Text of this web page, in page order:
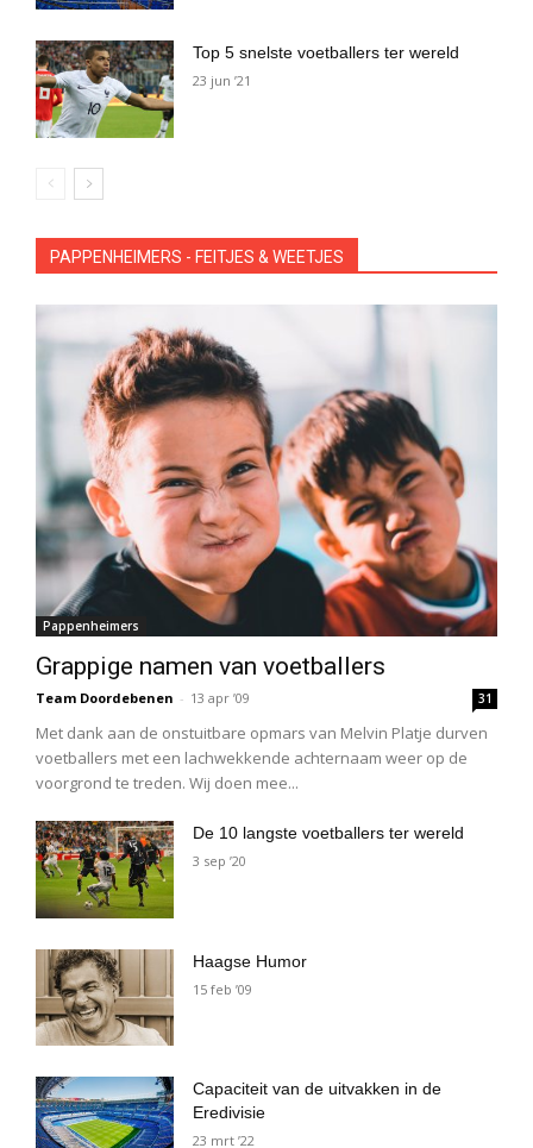
Top 5 snelste voetballers ter wereld
23 jun ’21
PAPPENHEIMERS - FEITJES & WEETJES
Pappenheimers
Grappige namen van voetballers
Team Doordebenen - 13 apr ’09 31
Met dank aan de onstuitbare opmars van Melvin Platje durven
voetballers met een lachwekkende achternaam weer op de
voorgrond te treden. Wij doen mee...
De 10 langste voetballers ter wereld
3 sep ’20
Haagse Humor
15 feb ’09
Capaciteit van de uitvakken in de
Eredivisie
23 mrt ’22